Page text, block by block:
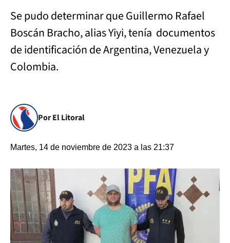
Se pudo determinar que Guillermo Rafael
Boscán Bracho, alias Yiyi, tenía documentos
de identificación de Argentina, Venezuela y
Colombia.
Por El Litoral
Martes, 14 de noviembre de 2023 a las 21:37